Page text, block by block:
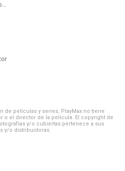
Post Production Supervisor
de películas y series, PlayMax no tiene
o el director de la película. El copyright de
y/o cubiertas pertenece a sus
y/o distribuidoras.